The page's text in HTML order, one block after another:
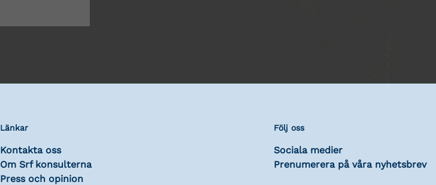
Länkar
Kontakta oss
Om Srf konsulterna
Press och opinion
Följ oss
Sociala medier
Prenumerera på våra nyhetsbrev